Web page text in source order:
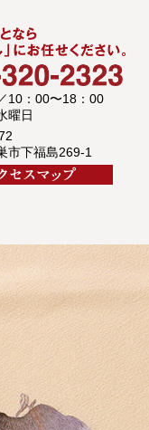
10：00〜18：00
曜日
市下福島269-1